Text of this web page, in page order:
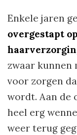
Enkele jaren
overgestapt
zwaar kunnen
voor zorgen
wordt. Aan de
heel erg
weer terug